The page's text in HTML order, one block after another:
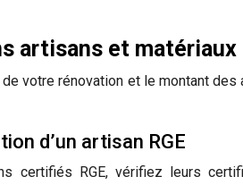
artisans et
de votre rénovation et le montant
d’un artisan RGE
certifiés RGE, vérifiez leurs